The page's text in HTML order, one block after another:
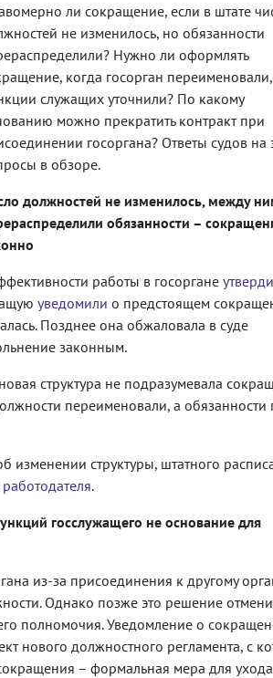
ли сокращение, если в штате
не изменилось, но обязанности
Нужно ли оформлять
когда госорган
служащих уточнили? По какому
можно прекратить контракт при
госоргана? Ответы судов на
в обзоре.
должностей не изменилось, между
обязанности –
работы в госоргане
уведомили о предстоящем
Позднее она обжаловала в суде
законным.
структура не подразумевала
переименовали, а
структуры, штатного
.
госслужащего не основание для
из-за присоединения к другому
Однако позже это решение
полномочия. Уведомление о
нового должностного регламента, с
– формальная мера для